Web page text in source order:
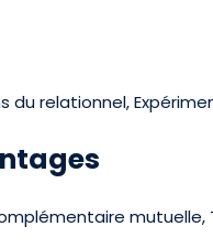
du relationnel,